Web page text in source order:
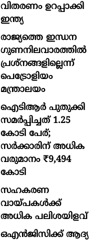
വിതരണം ഉറപ്പാക്കി
ഇന്ത്യ
രാജ്യത്തെ ഇന്ധന
ഗുണനിലവാരത്തില്‍
പ്രശ്‌നങ്ങളില്ലെന്ന്
പെട്രോളിയം
മന്ത്രാലയം
ഐടിആര്‍ പുതുക്കി
സമർപ്പിച്ചത് 1.25
കോടി പേര്;
സർക്കാരിന് അധിക
വരുമാനം ₹9,494
കോടി
സഹകരണ
വായ്പകള്‍ക്ക്
അധിക പലിശയിളവ്
ഒഎന്‍ജിസിക്ക് ആദ്യ